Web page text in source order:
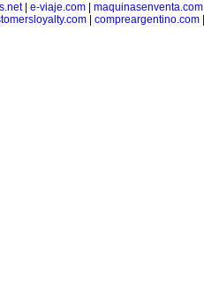
| e-viaje.com maquinasenventa.com
| compreargentino.com|